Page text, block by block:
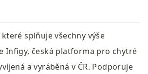
které splňuje všechny výše
Infigy, česká platforma pro chytré
a vyráběná v ČR. Podporuje